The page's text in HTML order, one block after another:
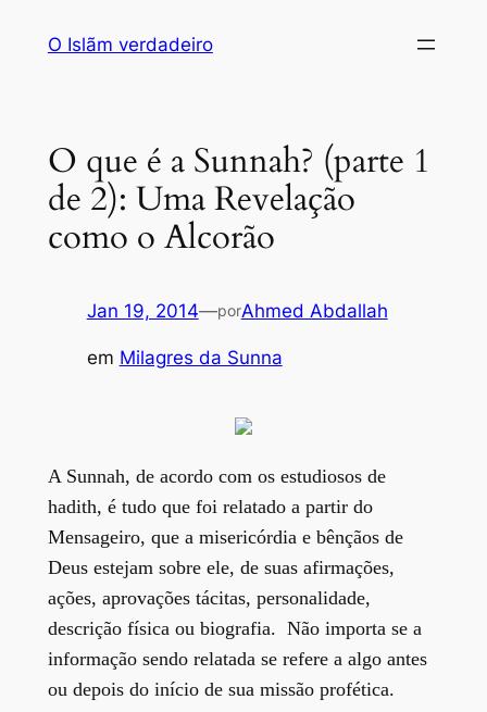
O Islãm verdadeiro
O que é a Sunnah? (parte 1
de 2): Uma Revelação
como o Alcorão
Jan 19, 2014—porAhmed Abdallah
em Milagres da Sunna
A Sunnah, de acordo com os estudiosos de
hadith, é tudo que foi relatado a partir do
Mensageiro, que a misericórdia e bênçãos de
Deus estejam sobre ele, de suas afirmações,
ações, aprovações tácitas, personalidade,
descrição física ou biografia. Não importa se a
informação sendo relatada se refere a algo antes
ou depois do início de sua missão profética.